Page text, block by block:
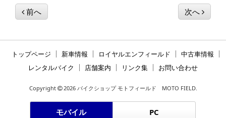
前へ 次へ
トップページ 新車情報 ロイヤルエンフィールド
中古車情報
レンタルバイク
店舗案内 リンク集 お問い合わせ
Copyright 2026 バイクショップ モトフィールド MOTO FIELD.
モバイル PC